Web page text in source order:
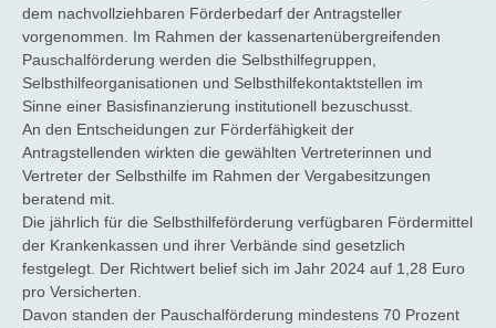
dem nachvollziehbaren Förderbedarf der Antragsteller
vorgenommen. Im Rahmen der kassenartenübergreifenden
Pauschalförderung werden die Selbsthilfegruppen,
Selbsthilfeorganisationen und Selbsthilfekontaktstellen im
Sinne einer Basisfinanzierung institutionell bezuschusst.
An den Entscheidungen zur Förderfähigkeit der
Antragstellenden wirkten die gewählten Vertreterinnen und
Vertreter der Selbsthilfe im Rahmen der Vergabesitzungen
beratend mit.
Die jährlich für die Selbsthilfeförderung verfügbaren Fördermittel
der Krankenkassen und ihrer Verbände sind gesetzlich
festgelegt. Der Richtwert belief sich im Jahr 2024 auf 1,28 Euro
pro Versicherten.
Davon standen der Pauschalförderung mindestens 70 Prozent